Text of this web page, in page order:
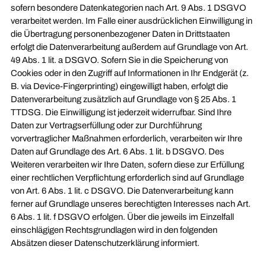
sofern besondere Datenkategorien nach Art. 9 Abs. 1 DSGVO
verarbeitet werden. Im Falle einer ausdrücklichen Einwilligung in
die Übertragung personenbezogener Daten in Drittstaaten
erfolgt die Datenverarbeitung außerdem auf Grundlage von Art.
49 Abs. 1 lit. a DSGVO. Sofern Sie in die Speicherung von
Cookies oder in den Zugriff auf Informationen in Ihr Endgerät (z.
B. via Device-Fingerprinting) eingewilligt haben, erfolgt die
Datenverarbeitung zusätzlich auf Grundlage von § 25 Abs. 1
TTDSG. Die Einwilligung ist jederzeit widerrufbar. Sind Ihre
Daten zur Vertragserfüllung oder zur Durchführung
vorvertraglicher Maßnahmen erforderlich, verarbeiten wir Ihre
Daten auf Grundlage des Art. 6 Abs. 1 lit. b DSGVO. Des
Weiteren verarbeiten wir Ihre Daten, sofern diese zur Erfüllung
einer rechtlichen Verpflichtung erforderlich sind auf Grundlage
von Art. 6 Abs. 1 lit. c DSGVO. Die Datenverarbeitung kann
ferner auf Grundlage unseres berechtigten Interesses nach Art.
6 Abs. 1 lit. f DSGVO erfolgen. Über die jeweils im Einzelfall
einschlägigen Rechtsgrundlagen wird in den folgenden
Absätzen dieser Datenschutzerklärung informiert.